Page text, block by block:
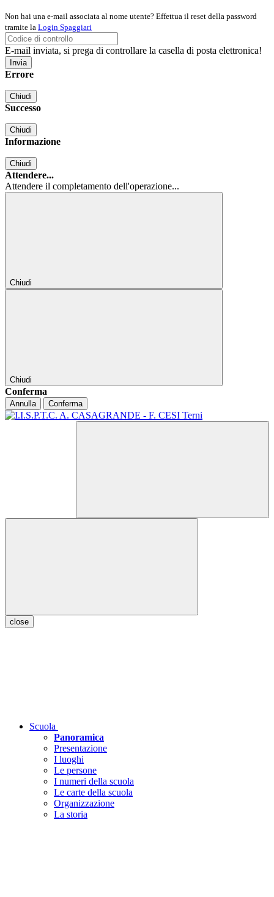
Non hai una e-mail associata al nome utente? Effettua il reset della password
tramite la Login Spaggiari
E-mail inviata, si prega di controllare la casella di posta elettronica!
Errore
Chiudi
Successo
Chiudi
Informazione
Chiudi
Attendere...
Attendere il completamento dell'operazione...
Chiudi
Chiudi
Conferma
Annulla Conferma
close
Scuola
Panoramica
Presentazione
I luoghi
Le persone
I numeri della scuola
Le carte della scuola
Organizzazione
La storia